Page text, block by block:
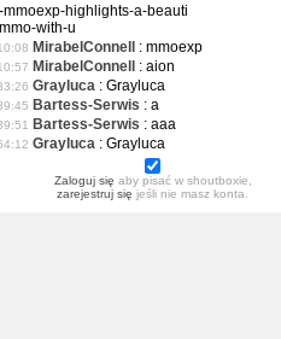
mmoexp-highlights-a-beauti
with-u
MirabelConnell : mmoexp
MirabelConnell : aion
Grayluca : Grayluca
Bartess-Serwis : a
Bartess-Serwis : aaa
Grayluca : Grayluca
Zaloguj się aby pisać w shoutboxie,
zarejestruj się jeśli nie masz konta.